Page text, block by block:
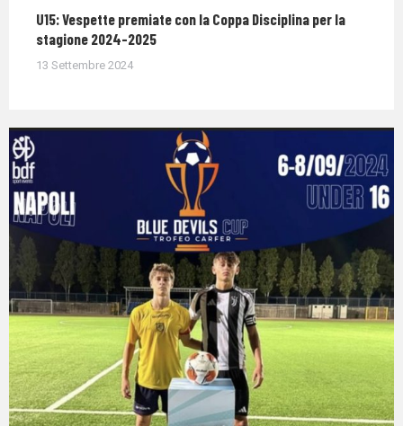
U15: Vespette premiate con la Coppa Disciplina per la
stagione 2024-2025
13 Settembre 2024